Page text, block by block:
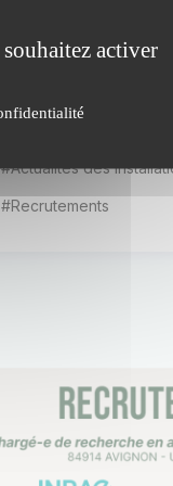
La plateforme de
environnementale
cherche un(e)
basé à Palaiseau
#Actualités des
#Recrutements
activer